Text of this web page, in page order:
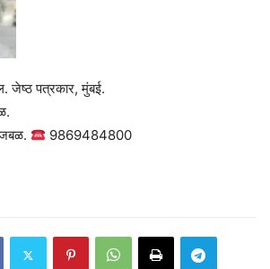
जेष्ठ पत्रकार, मुंबई.
9869484800